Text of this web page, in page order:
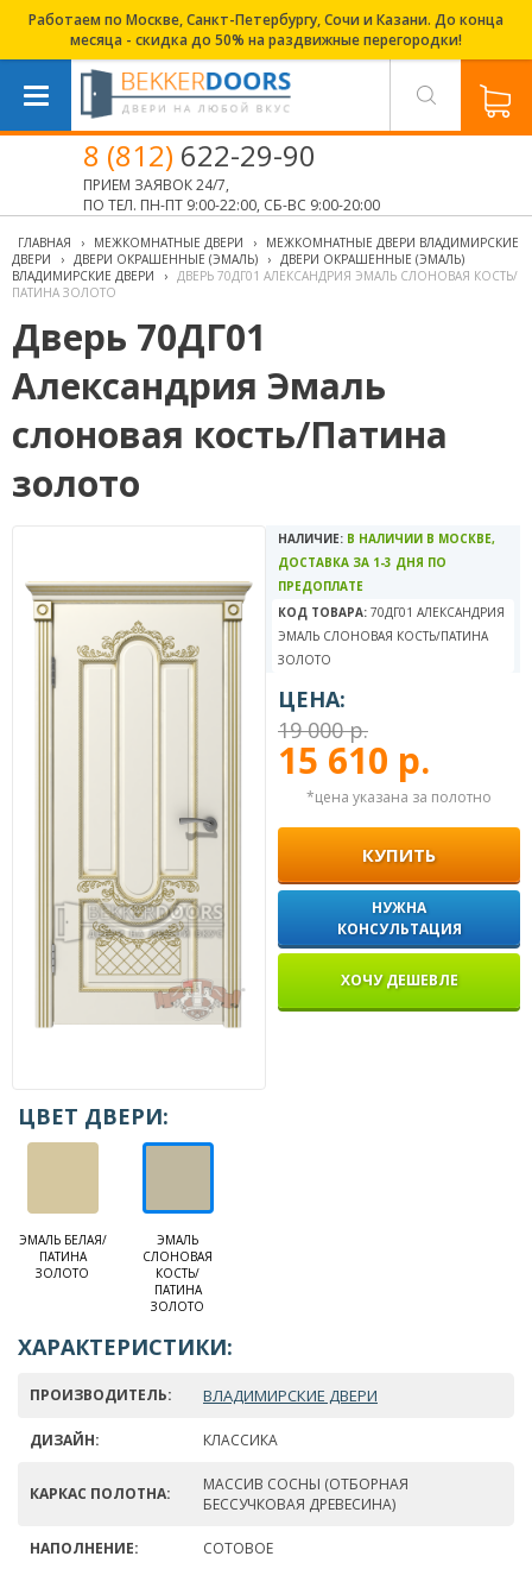
Работаем по Москве, Санкт-Петербургу, Сочи и Казани. До конца
месяца - скидка до 50% на раздвижные перегородки!
8 (812) 622-29-90
ПРИЕМ ЗАЯВОК 24/7,
ПО ТЕЛ. ПН-ПТ 9:00-22:00, СБ-ВС 9:00-20:00
ГЛАВНАЯ › МЕЖКОМНАТНЫЕ ДВЕРИ ›
МЕЖКОМНАТНЫЕ ДВЕРИ ВЛАДИМИРСКИЕ
ДВЕРИ
› ДВЕРИ ОКРАШЕННЫЕ (ЭМАЛЬ) › ДВЕРИ ОКРАШЕННЫЕ (ЭМАЛЬ)
ВЛАДИМИРСКИЕ ДВЕРИ
› ДВЕРЬ 70ДГ01 АЛЕКСАНДРИЯ ЭМАЛЬ СЛОНОВАЯ КОСТЬ/
ПАТИНА ЗОЛОТО
Дверь 70ДГ01
Александрия Эмаль
слоновая кость/Патина
золото
НАЛИЧИЕ: В НАЛИЧИИ В МОСКВЕ,
ДОСТАВКА ЗА 1-3 ДНЯ ПО
ПРЕДОПЛАТЕ
КОД ТОВАРА: 70ДГ01 АЛЕКСАНДРИЯ
ЭМАЛЬ СЛОНОВАЯ КОСТЬ/ПАТИНА
ЗОЛОТО
ЦЕНА:
19 000 р.
15 610 р.
*цена указана за полотно
КУПИТЬ
НУЖНА
КОНСУЛЬТАЦИЯ
ХОЧУ ДЕШЕВЛЕ
ЦВЕТ ДВЕРИ:
ЭМАЛЬ БЕЛАЯ/
ПАТИНА
ЗОЛОТО
ЭМАЛЬ
СЛОНОВАЯ
КОСТЬ/
ПАТИНА
ЗОЛОТО
ХАРАКТЕРИСТИКИ:
ПРОИЗВОДИТЕЛЬ: ВЛАДИМИРСКИЕ ДВЕРИ
ДИЗАЙН: КЛАССИКА
КАРКАС ПОЛОТНА:
МАССИВ СОСНЫ (ОТБОРНАЯ
БЕССУЧКОВАЯ ДРЕВЕСИНА)
НАПОЛНЕНИЕ: СОТОВОЕ